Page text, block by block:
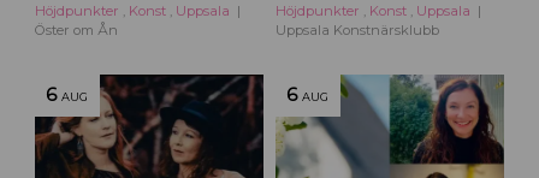
Höjdpunkter , Konst , Uppsala
Öster om Ån
Höjdpunkter , Konst , Uppsala
Uppsala Konstnärsklubb
6 AUG 6 AUG